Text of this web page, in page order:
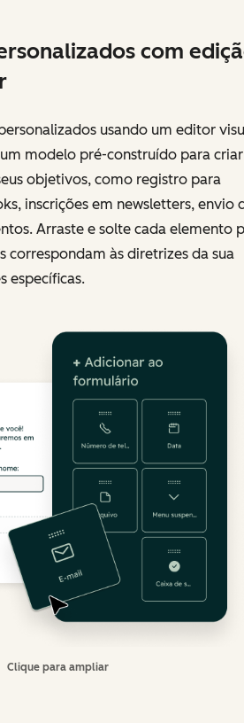
com
usando um editor
modelo pré-construído para criar
objetivos, como registro para
inscrições em newsletters, envio
Arraste e solte cada elemento
correspondam às diretrizes da sua
específicas.
Clique para ampliar